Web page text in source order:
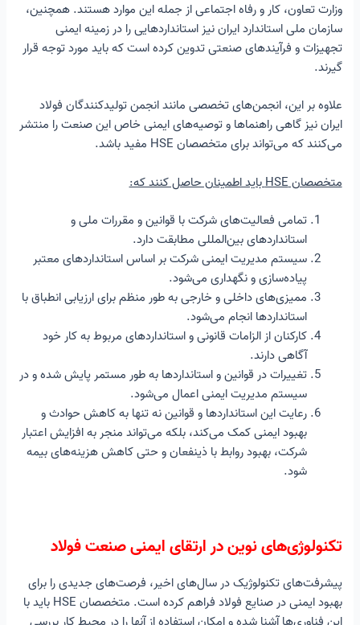
وزارت تعاون، کار و رفاه اجتماعی از جمله این موارد هستند. همچنین،
سازمان ملی استاندارد ایران نیز استانداردهایی را در زمینه ایمنی
تجهیزات و فرآیندهای صنعتی تدوین کرده است که باید مورد توجه قرار
گیرند.
علاوه بر این، انجمن‌های تخصصی مانند انجمن تولیدکنندگان فولاد
ایران نیز گاهی راهنماها و توصیه‌های ایمنی خاص این صنعت را منتشر
می‌کنند که می‌تواند برای متخصصان HSE مفید باشد.
متخصصان HSE باید اطمینان حاصل کنند که:
تمامی فعالیت‌های شرکت با قوانین و مقررات ملی و
استانداردهای بین‌المللی مطابقت دارد.
سیستم مدیریت ایمنی شرکت بر اساس استانداردهای معتبر
پیاده‌سازی و نگهداری می‌شود.
ممیزی‌های داخلی و خارجی به طور منظم برای ارزیابی انطباق با
استانداردها انجام می‌شود.
کارکنان از الزامات قانونی و استانداردهای مربوط به کار خود
آگاهی دارند.
تغییرات در قوانین و استانداردها به طور مستمر پایش شده و در
سیستم مدیریت ایمنی اعمال می‌شود.
رعایت این استانداردها و قوانین نه تنها به کاهش حوادث و
بهبود ایمنی کمک می‌کند، بلکه می‌تواند منجر به افزایش اعتبار
شرکت، بهبود روابط با ذینفعان و حتی کاهش هزینه‌های بیمه
شود.
تکنولوژی‌های نوین در ارتقای ایمنی صنعت فولاد
پیشرفت‌های تکنولوژیک در سال‌های اخیر، فرصت‌های جدیدی را برای
بهبود ایمنی در صنایع فولاد فراهم کرده است. متخصصان HSE باید با